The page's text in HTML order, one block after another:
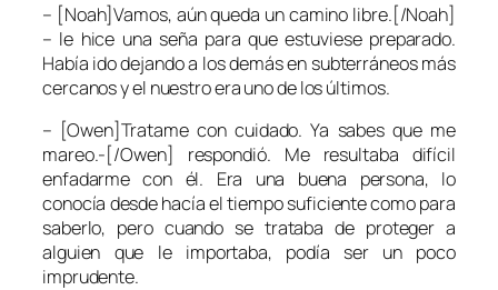
– [Noah]Vamos, aún queda un camino libre.[/Noah]
– le hice una seña para que estuviese preparado.
Había ido dejando a los demás en subterráneos más
cercanos y el nuestro era uno de los últimos.
– [Owen]Tratame con cuidado. Ya sabes que me
mareo.-[/Owen] respondió. Me resultaba difícil
enfadarme con él. Era una buena persona, lo
conocía desde hacía el tiempo suficiente como para
saberlo, pero cuando se trataba de proteger a
alguien que le importaba, podía ser un poco
imprudente.